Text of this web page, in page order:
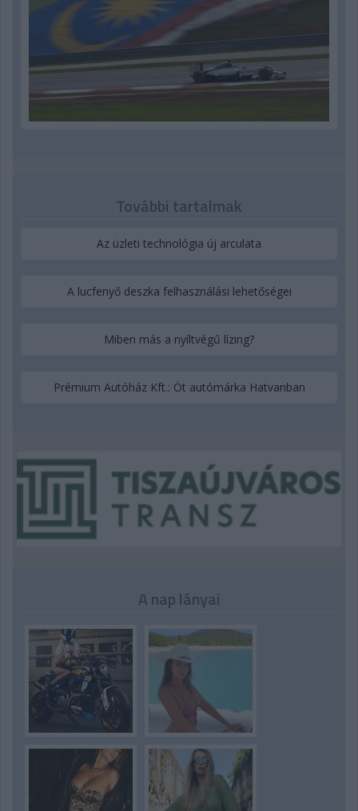
További tartalmak
Az üzleti technológia új arculata
A lucfenyő deszka felhasználási lehetőségei
Miben más a nyíltvégű lízing?
Prémium Autóház Kft.: Öt autómárka Hatvanban
A nap lányai